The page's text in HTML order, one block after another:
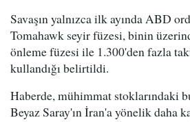
Savaşın yalnızca ilk ayında ABD
Tomahawk seyir füzesi, binin
önleme füzesi ile 1.300'den fazla
kullandığı belirtildi.
Haberde, mühimmat stoklarındaki
Beyaz Saray'ın İran'a yönelik daha